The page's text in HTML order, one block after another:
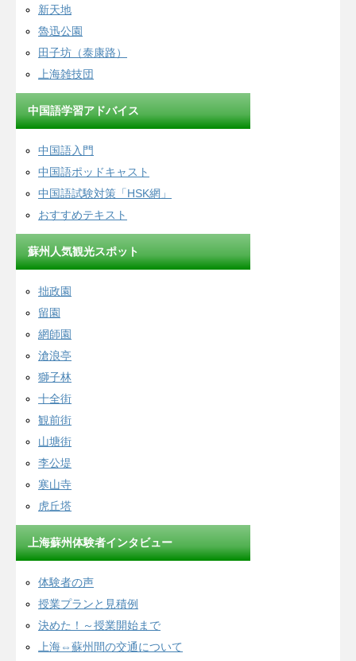
新天地
魯迅公園
田子坊（泰康路）
上海雑技団
中国語学習アドバイス
中国語入門
中国語ポッドキャスト
中国語試験対策「HSK網」
おすすめテキスト
蘇州人気観光スポット
拙政園
留園
網師園
滄浪亭
獅子林
十全街
観前街
山塘街
李公堤
寒山寺
虎丘塔
上海蘇州体験者インタビュー
体験者の声
授業プランと見積例
決めた！～授業開始まで
上海⇔蘇州間の交通について